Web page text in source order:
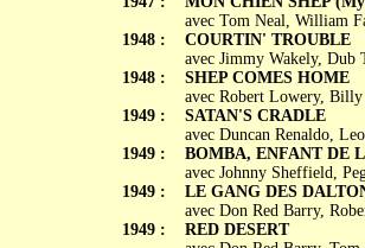
1948 :
1948 :
1949 :
1949 :
1949 :
1949 :
avec Tom Neal, William
COURTIN' TROUBLE
avec Jimmy Wakely, Dub
SHEP COMES HOME
avec Robert Lowery,
SATAN'S CRADLE
avec Duncan Renaldo,
BOMBA, ENFANT DE
avec Johnny Sheffield,
LE GANG DES
avec Don Red Barry,
RED DESERT